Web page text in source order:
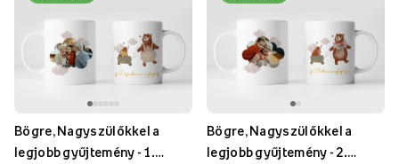
Bögre, Nagyszülőkkel a
legjobb gyűjtemény - 1.
Bögre, Nagyszülőkkel a
legjobb gyűjtemény - 2.